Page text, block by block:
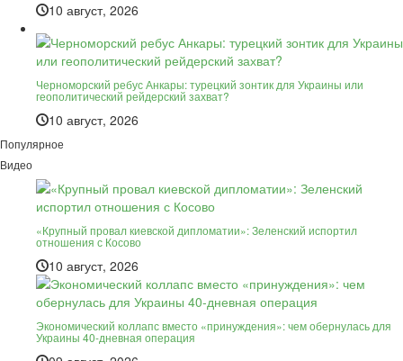
10 август, 2026
Черноморский ребус Анкары: турецкий зонтик для Украины или
геополитический рейдерский захват?
10 август, 2026
Популярное
Видео
«Крупный провал киевской дипломатии»: Зеленский испортил
отношения с Косово
10 август, 2026
Экономический коллапс вместо «принуждения»: чем обернулась для
Украины 40-дневная операция